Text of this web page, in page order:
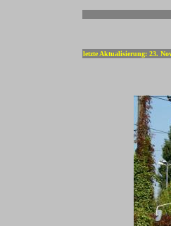
letzte Aktualisierung: 23.